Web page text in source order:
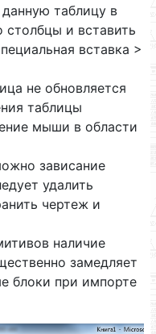
таблицу в
столбцы и вставить
вставка >
не обновляется
таблицы
мыши в области
зависание
удалить
чертеж и
наличие
замедляет
блоки при импорте